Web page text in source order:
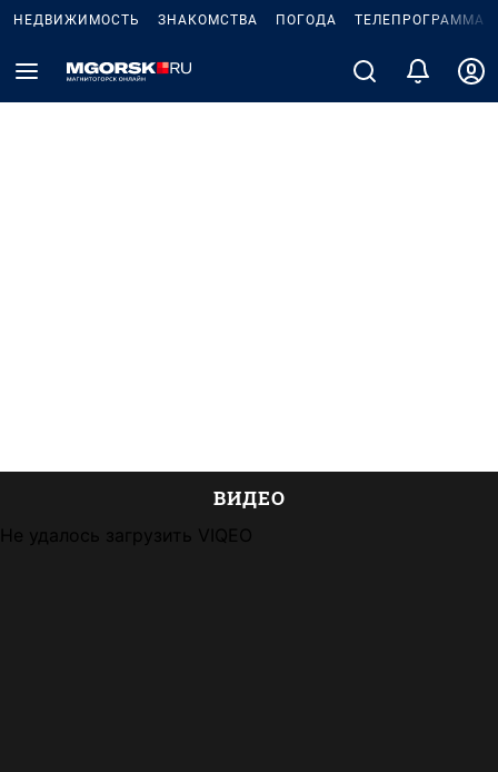
НЕДВИЖИМОСТЬ ЗНАКОМСТВА ПОГОДА ТЕЛЕПРОГРАММА
ВИДЕО
Не удалось загрузить VIQEO